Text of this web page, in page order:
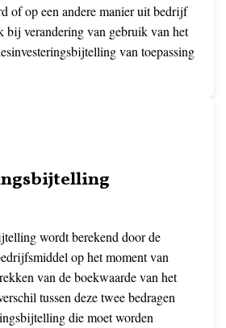
of op een andere manier uit bedrijf
bij verandering van gebruik van het
van toepassing
wordt berekend door de
op het moment van
van de boekwaarde van het
tussen deze twee bedragen
die moet worden